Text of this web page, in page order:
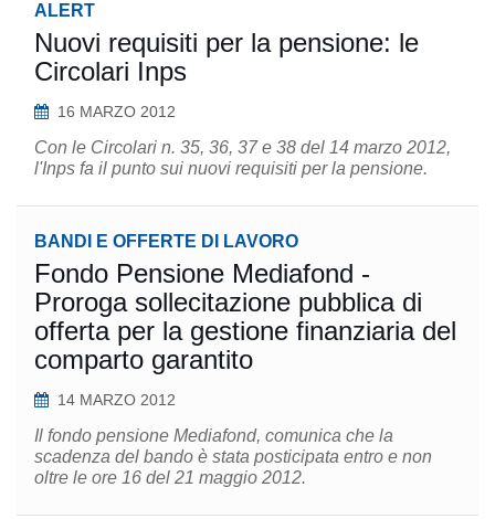
ALERT
Nuovi requisiti per la pensione: le
Circolari Inps
16 MARZO 2012
Con le Circolari n. 35, 36, 37 e 38 del 14 marzo 2012,
l'Inps fa il punto sui nuovi requisiti per la pensione.
BANDI E OFFERTE DI LAVORO
Fondo Pensione Mediafond -
Proroga sollecitazione pubblica di
offerta per la gestione finanziaria del
comparto garantito
14 MARZO 2012
Il fondo pensione Mediafond, comunica che la
scadenza del bando è stata posticipata entro e non
oltre le ore 16 del 21 maggio 2012.